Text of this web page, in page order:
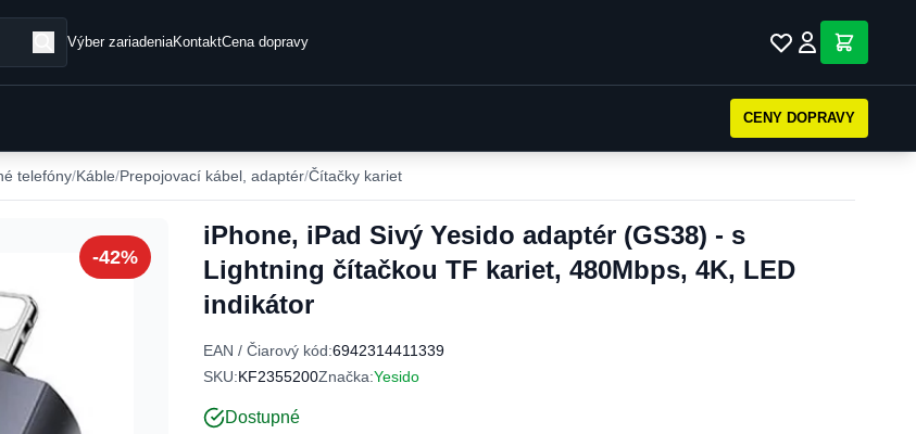
Výber zariadeniaKontaktCena dopravy
CENY DOPRAVY
telefóny Káble Prepojovací kábel, adaptér Čítačky kariet
-42%
iPhone, iPad Sivý Yesido adaptér (GS38) - s
Lightning čítačkou TF kariet, 480Mbps, 4K, LED
indikátor
EAN / Čiarový kód:6942314411339
SKU:KF2355200Značka:Yesido
Dostupné